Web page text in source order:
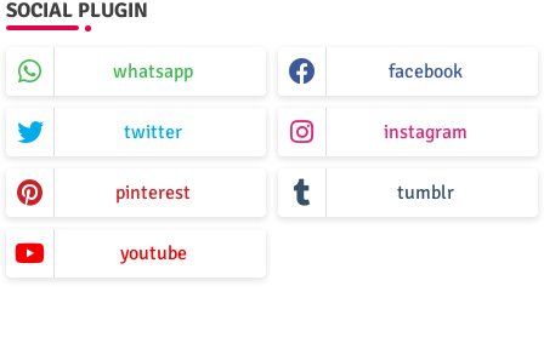
SOCIAL PLUGIN
whatsapp facebook
twitter instagram
pinterest tumblr
youtube